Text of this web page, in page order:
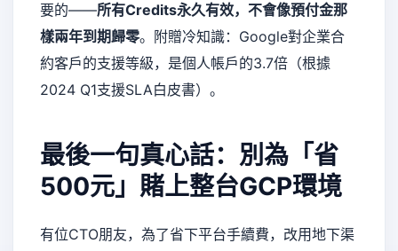
要的——所有Credits永久有效，不會像預付金那
樣兩年到期歸零。附贈冷知識：Google對企業合
約客戶的支援等級，是個人帳戶的3.7倍（根據
2024 Q1支援SLA白皮書）。
最後一句真心話：別為「省
500元」賭上整台GCP環境
有位CTO朋友，為了省下平台手續費，改用地下渠